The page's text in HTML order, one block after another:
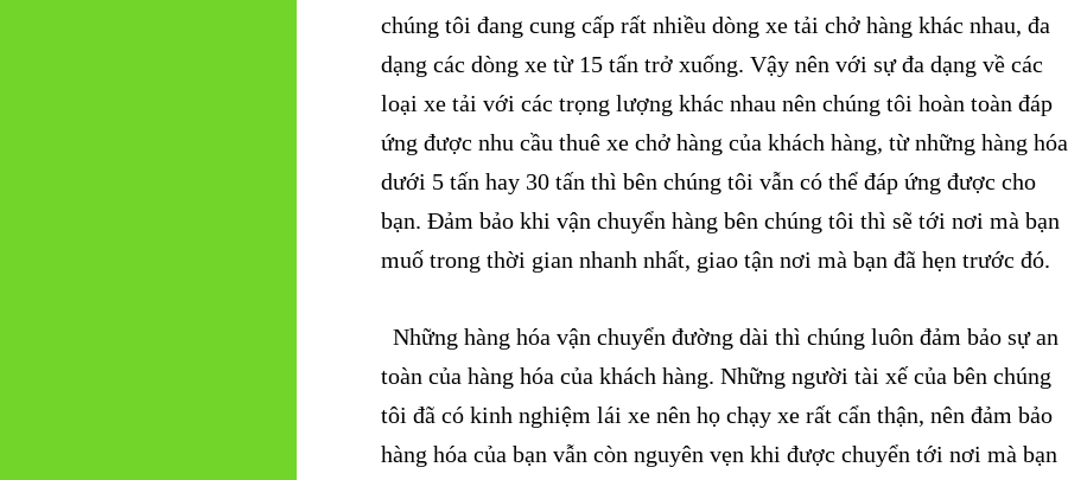
chúng tôi đang cung cấp rất nhiều dòng xe tải chở hàng khác nhau, đa
dạng các dòng xe từ 15 tấn trở xuống. Vậy nên với sự đa dạng về các
loại xe tải với các trọng lượng khác nhau nên chúng tôi hoàn toàn đáp
ứng được nhu cầu thuê xe chở hàng của khách hàng, từ những hàng hóa
dưới 5 tấn hay 30 tấn thì bên chúng tôi vẫn có thể đáp ứng được cho
bạn. Đảm bảo khi vận chuyển hàng bên chúng tôi thì sẽ tới nơi mà bạn
muố trong thời gian nhanh nhất, giao tận nơi mà bạn đã hẹn trước đó.
Những hàng hóa vận chuyển đường dài thì chúng luôn đảm bảo sự an
toàn của hàng hóa của khách hàng. Những người tài xế của bên chúng
tôi đã có kinh nghiệm lái xe nên họ chạy xe rất cẩn thận, nên đảm bảo
hàng hóa của bạn vẫn còn nguyên vẹn khi được chuyển tới nơi mà bạn